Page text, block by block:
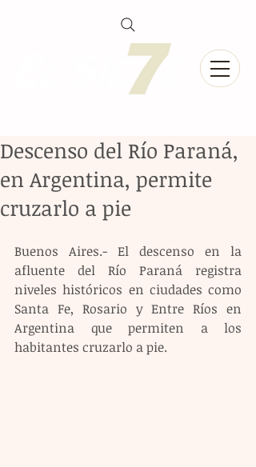
Descenso del Río Paraná,
en Argentina, permite
cruzarlo a pie
Buenos Aires.- El descenso en la
afluente del Río Paraná registra
niveles históricos en ciudades como
Santa Fe, Rosario y Entre Ríos en
Argentina que permiten a los
habitantes cruzarlo a pie.